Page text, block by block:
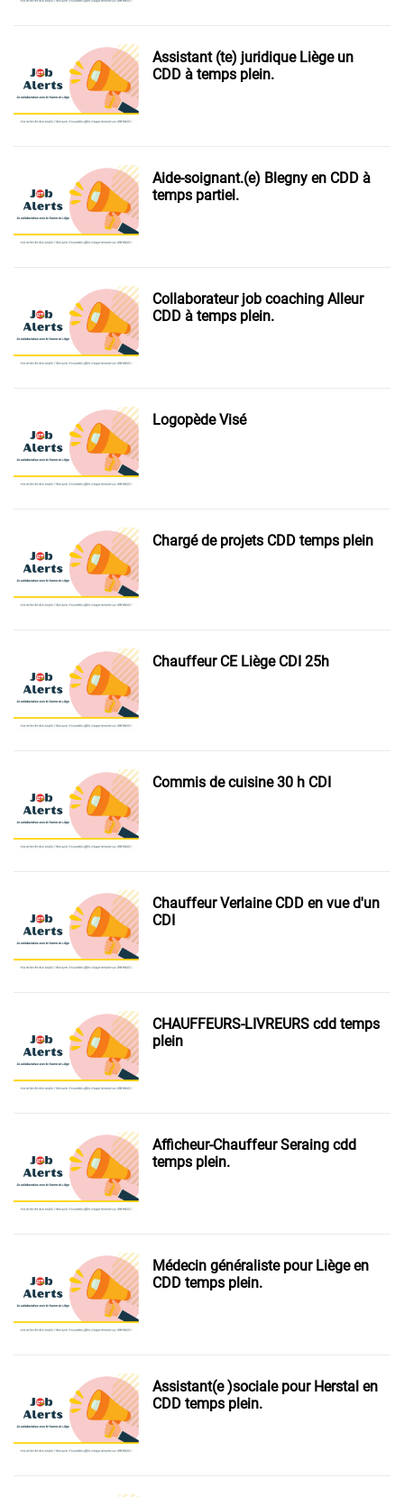
Assistant (te) juridique Liège un
CDD à temps plein.
Aide-soignant.(e) Blegny en CDD à
temps partiel.
Collaborateur job coaching Alleur
CDD à temps plein.
Logopède Visé
Chargé de projets CDD temps plein
Chauffeur CE Liège CDI 25h
Commis de cuisine 30 h CDI
Chauffeur Verlaine CDD en vue d'un
CDI
CHAUFFEURS-LIVREURS cdd temps
plein
Afficheur-Chauffeur Seraing cdd
temps plein.
Médecin généraliste pour Liège en
CDD temps plein.
Assistant(e )sociale pour Herstal en
CDD temps plein.